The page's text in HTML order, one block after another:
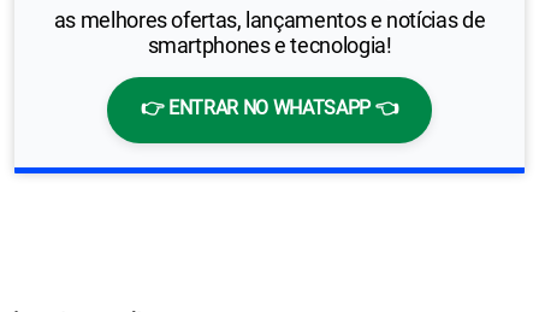
as melhores ofertas, lançamentos e notícias de
smartphones e tecnologia!
👉 ENTRAR NO WHATSAPP 👈